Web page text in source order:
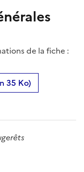
de la fiche :
35 Ko)